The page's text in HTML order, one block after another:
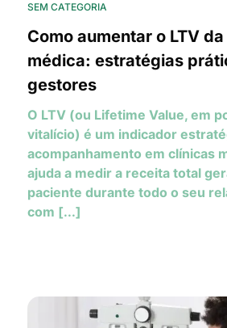
SEM CATEGORIA
Como aumentar o LTV
médica: estratégias
gestores
O LTV (ou Lifetime Value, em
vitalício) é um indicador
acompanhamento em clínicas
ajuda a medir a receita total
paciente durante todo o seu
com [...]